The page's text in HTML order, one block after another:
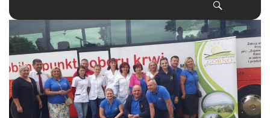
CONTENT